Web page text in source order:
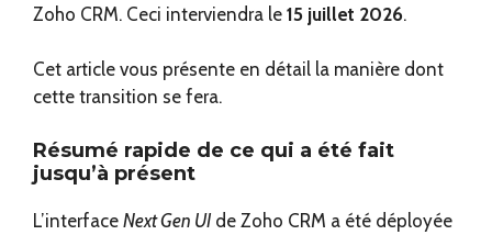
Zoho CRM. Ceci interviendra le 15 juillet 2026.
Cet article vous présente en détail la manière dont
cette transition se fera.
Résumé rapide de ce qui a été fait
jusqu’à présent
L’interface Next Gen UI de Zoho CRM a été déployée